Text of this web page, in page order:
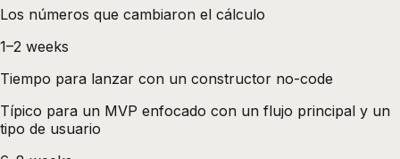
Los números que cambiaron el cálculo
1–2 weeks
Tiempo para lanzar con un constructor no-code
Típico para un MVP enfocado con un flujo principal y un
tipo de usuario